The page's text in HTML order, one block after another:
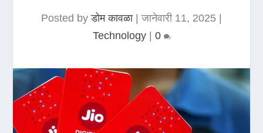
Posted byडोम कावळा|जानेवारी 11, 2025
Technology| 0